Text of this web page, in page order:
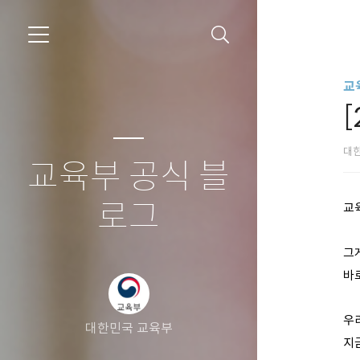
교육부 공식 블
로그
대한민국 교육부
교
대
교
그
바
우
지